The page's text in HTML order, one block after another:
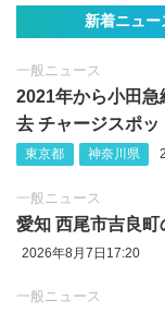
新着ニュー
一般ニュース
2021年から小田
去 チャージスポッ
東京都 神奈川県
一般ニュース
愛知 西尾市吉良
2026年8月7日17:20
一般ニュース